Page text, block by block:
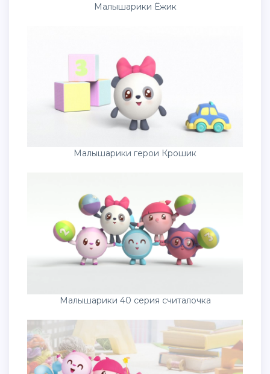
Малышарики Ёжик
Малышарики герои Крошик
Малышарики 40 серия считалочка